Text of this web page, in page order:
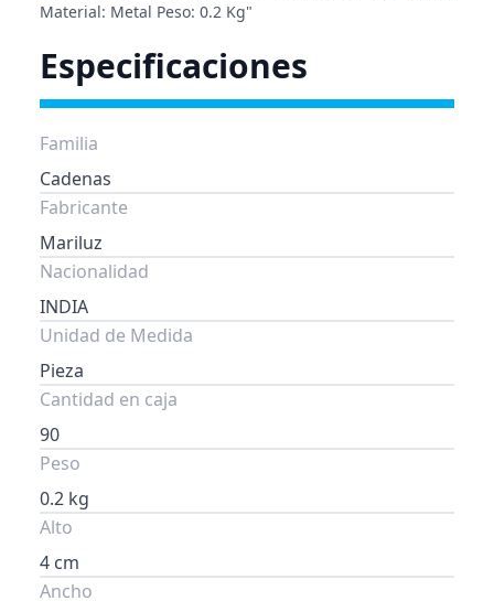
Material: Metal Peso: 0.2 Kg"
Especificaciones
Familia
Cadenas
Fabricante
Mariluz
Nacionalidad
INDIA
Unidad de Medida
Pieza
Cantidad en caja
90
Peso
0.2 kg
Alto
4 cm
Ancho